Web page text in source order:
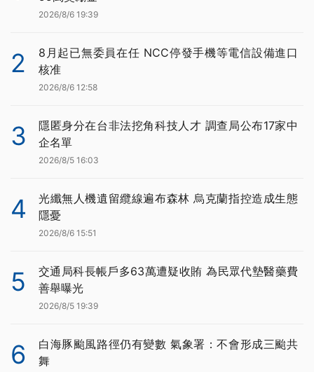
2026/8/6 19:39
2
8月起已無委員在任 NCC停發手機等電信設備進口
核准
2026/8/6 12:58
3
隱匿身分在台非法挖角科技人才 調查局公布17家中
企名單
2026/8/5 16:03
4
光纖無人機遺留纜線遍布森林 烏克蘭指控造成生態
隱憂
2026/8/6 15:51
5
交通局科長帳戶多63萬遭疑收賄 為民眾代墊醫藥費
善舉曝光
2026/8/5 19:39
6
白海豚颱風路徑仍有變數 氣象署：不會形成三颱共
舞